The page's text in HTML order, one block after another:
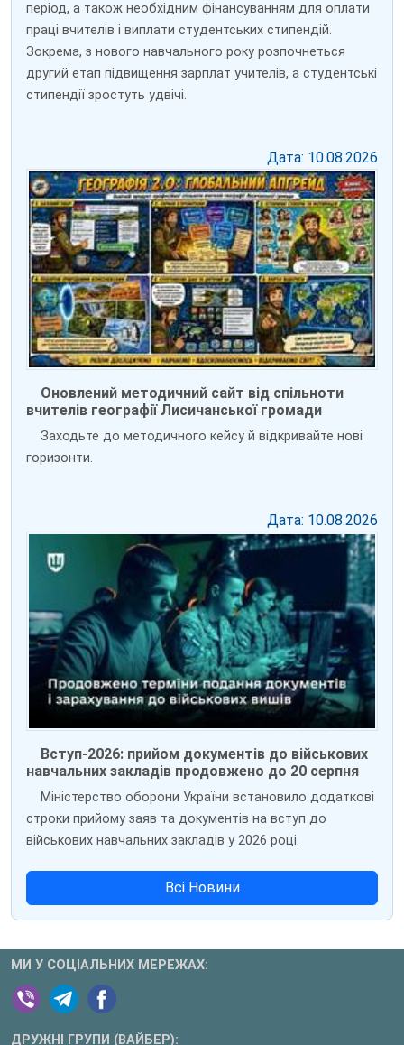
період, а також необхідним фінансуванням для оплати
праці вчителів і виплати студентських стипендій.
Зокрема, з нового навчального року розпочнеться
другий етап підвищення зарплат учителів, а студентські
стипендії зростуть удвічі.
Дата: 10.08.2026
Оновлений методичний сайт від спільноти
вчителів географії Лисичанської громади
Заходьте до методичного кейсу й відкривайте нові
горизонти.
Дата: 10.08.2026
Вступ-2026: прийом документів до військових
навчальних закладів продовжено до 20 серпня
Міністерство оборони України встановило додаткові
строки прийому заяв та документів на вступ до
військових навчальних закладів у 2026 році.
Всі Новини
МИ У СОЦІАЛЬНИХ МЕРЕЖАХ:
ДРУЖНІ ГРУПИ (ВАЙБЕР):